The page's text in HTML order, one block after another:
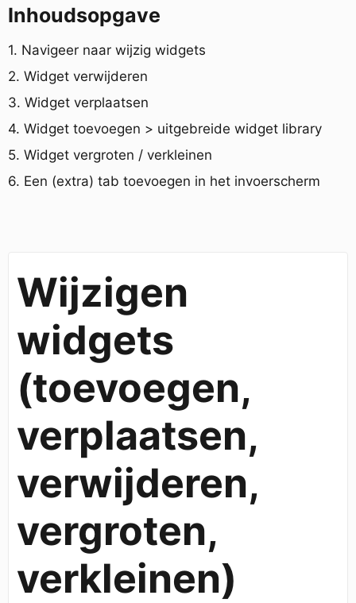
Inhoudsopgave
1. Navigeer naar wijzig widgets
2. Widget verwijderen
3. Widget verplaatsen
4. Widget toevoegen > uitgebreide widget library
5. Widget vergroten / verkleinen
6. Een (extra) tab toevoegen in het invoerscherm
Wijzigen
widgets
(toevoegen,
verplaatsen,
verwijderen,
vergroten,
verkleinen)